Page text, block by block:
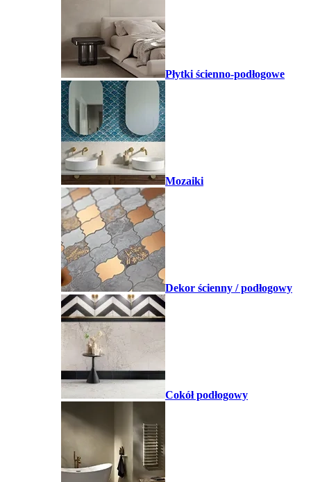
Płytki ścienno-podłogowe
Mozaiki
Dekor ścienny / podłogowy
Cokół podłogowy